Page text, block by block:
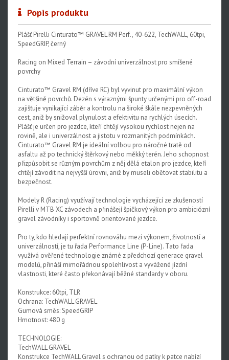
Popis produktu
Plášť Pirelli Cinturato™ GRAVEL RM Perf., 40-622, TechWALL, 60tpi,
SpeedGRIP, černý
Racing on Mixed Terrain – závodní univerzálnost pro smíšené
povrchy
Cinturato™ Gravel RM (dříve RC) byl vyvinut pro maximální výkon
na většině povrchů. Dezén s výraznými špunty určenými pro off-road
zajišťuje vynikající záběr a kontrolu na široké škále nezpevněných
cest, aniž by snižoval plynulost a efektivitu na rychlých úsecích.
Plášť je určen pro jezdce, kteří chtějí vysokou rychlost nejen na
rovině, ale i univerzálnost a jistotu v rozmanitých podmínkách.
Cinturato™ Gravel RM je ideální volbou pro náročné tratě od
asfaltu až po technický štěrkový nebo měkký terén. Jeho schopnost
přizpůsobit se různým povrchům z něj dělá etalon pro jezdce, kteří
chtějí závodit na nejvyšší úrovni, aniž by museli obětovat stabilitu a
bezpečnost.
Modely R (Racing) využívají technologie vycházející ze zkušeností
Pirelli v MTB XC závodech a přinášejí špičkový výkon pro ambiciózní
gravel závodníky i sportovně orientované jezdce.
Pro ty, kdo hledají perfektní rovnováhu mezi výkonem, životností a
univerzálností, je tu řada Performance Line (P-Line). Tato řada
využívá ověřené technologie známé z předchozí generace gravel
modelů, přináší mimořádnou spolehlivost a vyvážené jízdní
vlastnosti, které často překonávají běžné standardy v oboru.
Konstrukce: 60tpi, TLR
Ochrana: TechWALL GRAVEL
Gumová směs: SpeedGRIP
Hmotnost: 480 g
TECHNOLOGIE:
TechWALL GRAVEL
Konstrukce TechWALL Gravel s ochranou od patky k patce nabízí